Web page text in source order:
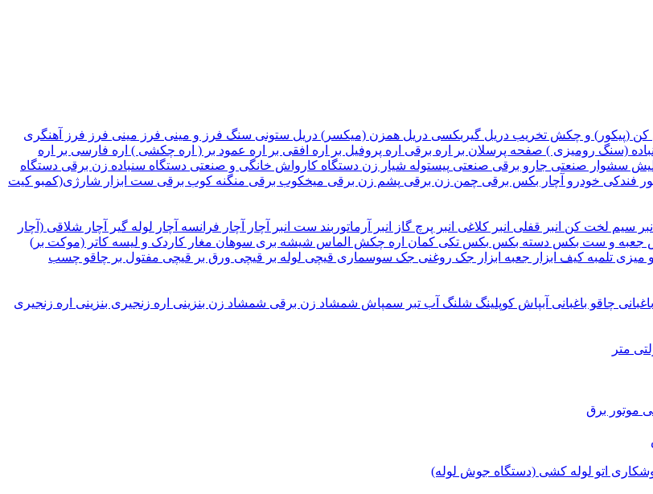
کن (پیکور) و چکش تخریب دریل گیربکسی دریل همزن (میکسر) دریل ستونی سنگ فرز و مینی فرز مینی فرز فرز آهنگری
(سنگ رومیزی ) صفحه پرسلان بر اره برقی اره پروفیل بر اره افقی بر اره عمود بر ( اره چکشی ) اره فارسی بر
اره
سشوار صنعتی جارو برقی صنعتی پیستوله شیار زن دستگاه کارواش خانگی و صنعتی دستگاه سنباده زن برقی دستگاه
فندکی خودرو آچار بکس برقی چمن زن برقی پشم زن برقی میخکوب برقی منگنه کوب برقی ست ابزار شارژی(کمبو کیت
انبر سیم لخت کن انبر قفلی انبر کلاغی انبر پرچ گاز انبر آرماتوربند ست انبر آچار آچار فرانسه آچار لوله گیر
آچار شلاقی (آچار
جعبه و ست بکس دسته بکس بکس تکی کمان اره چکش الماس شیشه بری سوهان مغار کاردک و لیسه کاتر (موکت بر)
میزی تلمبه کیف ابزار جعبه ابزار جک روغنی جک سوسماری قیچی لوله بر قیچی ورق بر قیچی مفتول بر چاقو چسب
چاقو باغبانی آبپاش کوپلینگ شلنگ آب تبر سمپاش شمشاد زن برقی شمشاد زن بنزینی اره زنجیری بنزینی اره زنجیری
متر
موتور برق
اتو لوله کشی (دستگاه جوش لوله)